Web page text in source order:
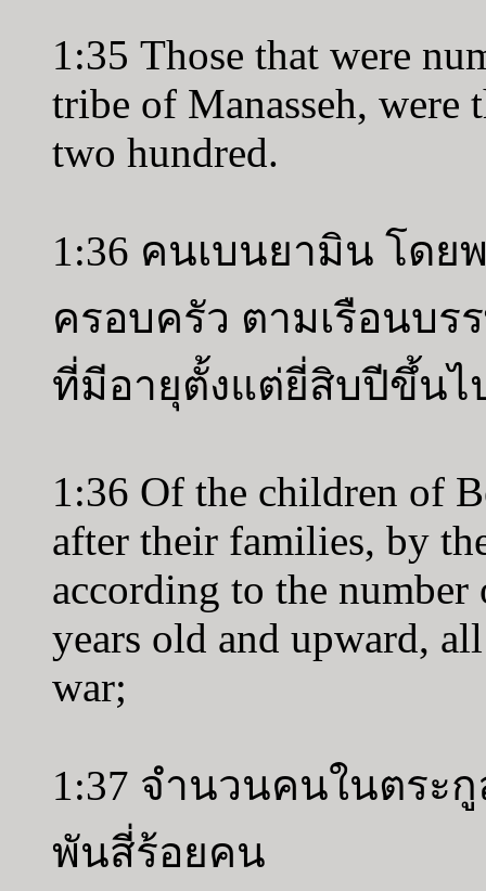
1:35 Those that were
tribe of Manasseh, were
two hundred.
1:36 คนเบนยามิน โดย
ครอบครัว ตามเรือนบ
ที่มีอายุตั้งแต่ยี่สิบปีขึ้นไ
1:36 Of the children of
after their families, by
according to the
years old and upward,
war;
1:37 จำนวนคนในตระ
พันสี่ร้อยคน